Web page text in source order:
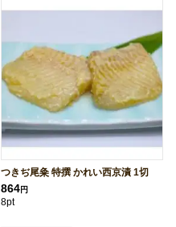
つきぢ尾粂 特撰 かれい西京漬 1切
864円
8pt